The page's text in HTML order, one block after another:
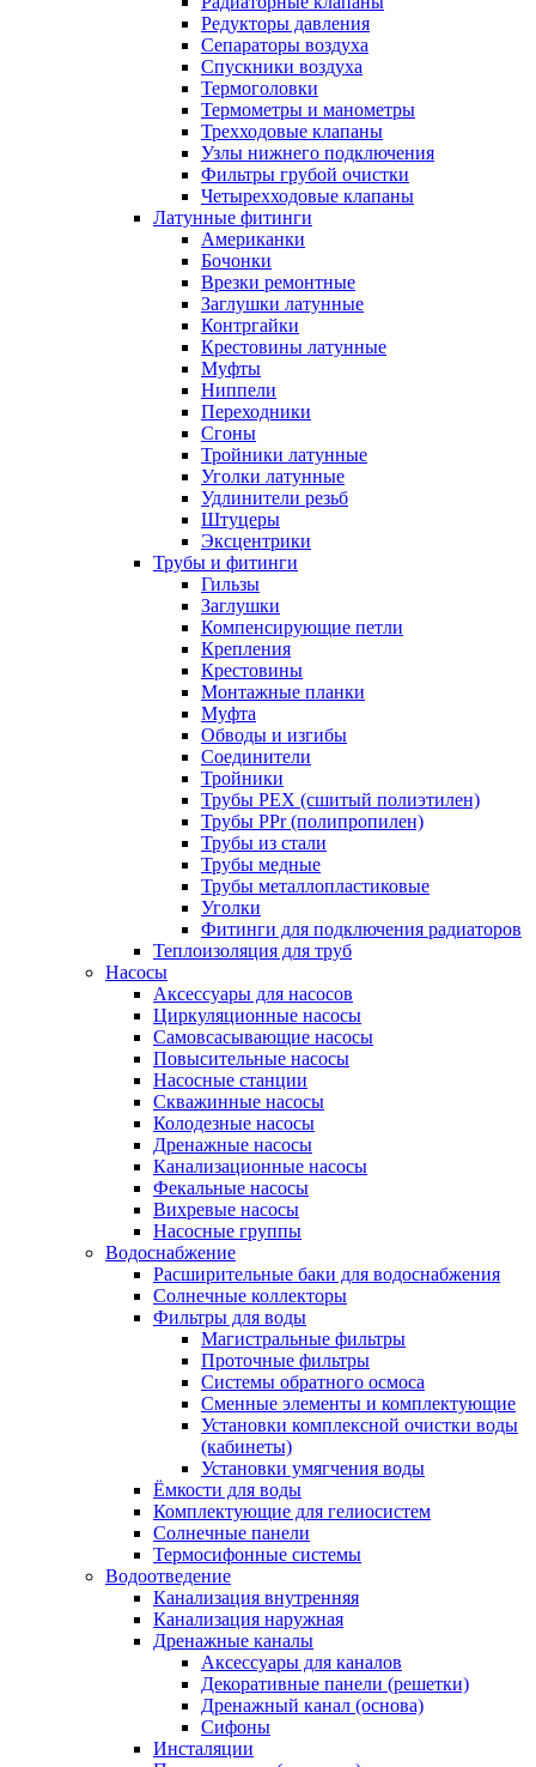
Редукторы давления
Сепараторы воздуха
Спускники воздуха
Термоголовки
Термометры и манометры
Трехходовые клапаны
Узлы нижнего подключения
Фильтры грубой очистки
Четырехходовые клапаны
Латунные фитинги
Американки
Бочонки
Врезки ремонтные
Заглушки латунные
Контргайки
Крестовины латунные
Муфты
Ниппели
Переходники
Сгоны
Тройники латунные
Уголки латунные
Удлинители резьб
Штуцеры
Эксцентрики
Трубы и фитинги
Гильзы
Заглушки
Компенсирующие петли
Крепления
Крестовины
Монтажные планки
Муфта
Обводы и изгибы
Соединители
Тройники
Трубы PEX (сшитый полиэтилен)
Трубы PPr (полипропилен)
Трубы из стали
Трубы медные
Трубы металлопластиковые
Уголки
Фитинги для подключения радиаторов
Теплоизоляция для труб
Насосы
Аксессуары для насосов
Циркуляционные насосы
Самовсасывающие насосы
Повысительные насосы
Насосные станции
Скважинные насосы
Колодезные насосы
Дренажные насосы
Канализационные насосы
Фекальные насосы
Вихревые насосы
Насосные группы
Водоснабжение
Расширительные баки для водоснабжения
Солнечные коллекторы
Фильтры для воды
Магистральные фильтры
Проточные фильтры
Системы обратного осмоса
Сменные элементы и комплектующие
Установки комплексной очистки воды
(кабинеты)
Установки умягчения воды
Ёмкости для воды
Комплектующие для гелиосистем
Солнечные панели
Термосифонные системы
Водоотведение
Канализация внутренняя
Канализация наружная
Дренажные каналы
Аксессуары для каналов
Декоративные панели (решетки)
Дренажный канал (основа)
Сифоны
Инсталяции